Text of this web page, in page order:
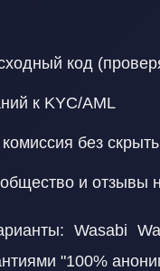
код
к KYC/AML
без
и отзывы
Wasabi
"100%